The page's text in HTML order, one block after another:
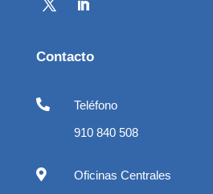
Contacto

Teléfono
910 840 508

Oficinas Centrales